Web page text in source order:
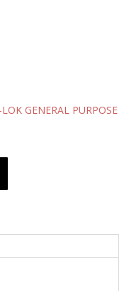
GENERAL PURPOSE